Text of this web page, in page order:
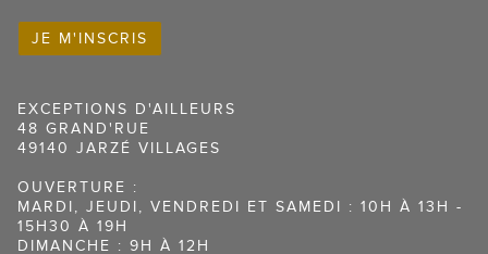
6 avis
EXCEPTIONS D'AILLEURS
48 GRAND'RUE
49140 JARZÉ VILLAGES
OUVERTURE :
MARDI, JEUDI, VENDREDI ET SAMEDI : 10H À 13H -
15H30 À 19H
DIMANCHE : 9H À 12H